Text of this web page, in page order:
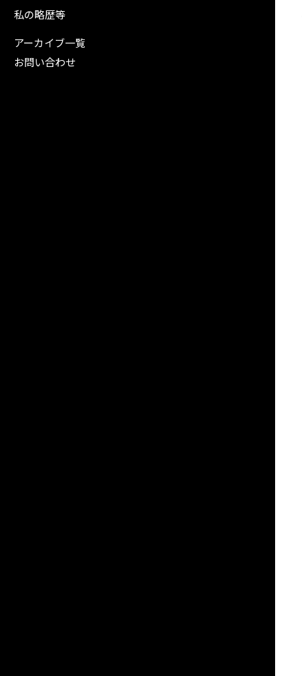
私の略歴等
アーカイブ一覧
お問い合わせ